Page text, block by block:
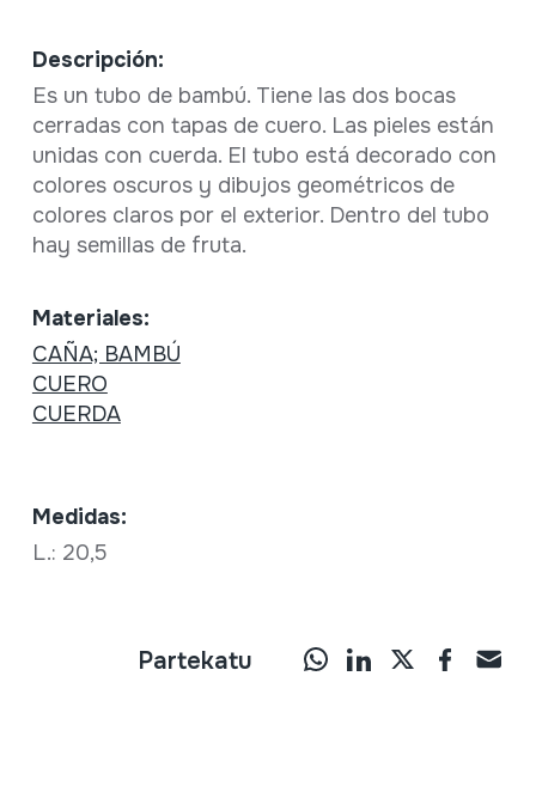
Descripción:
Es un tubo de bambú. Tiene las dos bocas
cerradas con tapas de cuero. Las pieles están
unidas con cuerda. El tubo está decorado con
colores oscuros y dibujos geométricos de
colores claros por el exterior. Dentro del tubo
hay semillas de fruta.
Materiales:
CAÑA; BAMBÚ
CUERO
CUERDA
Medidas:
L.: 20,5
Partekatu